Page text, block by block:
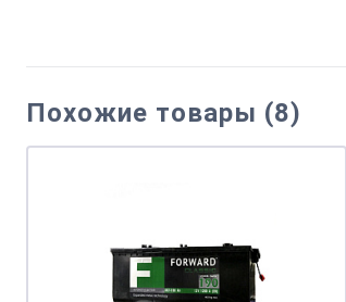
Похожие товары (8)